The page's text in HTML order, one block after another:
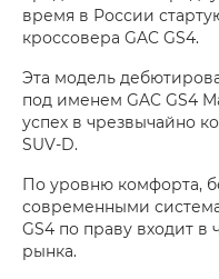
время в России
кроссовера GAC GS4.
Эта модель
под именем GAC GS4
успех в чрезвычайно
SUV-D.
По уровню комфорта,
современными
GS4 по праву входит
рынка.